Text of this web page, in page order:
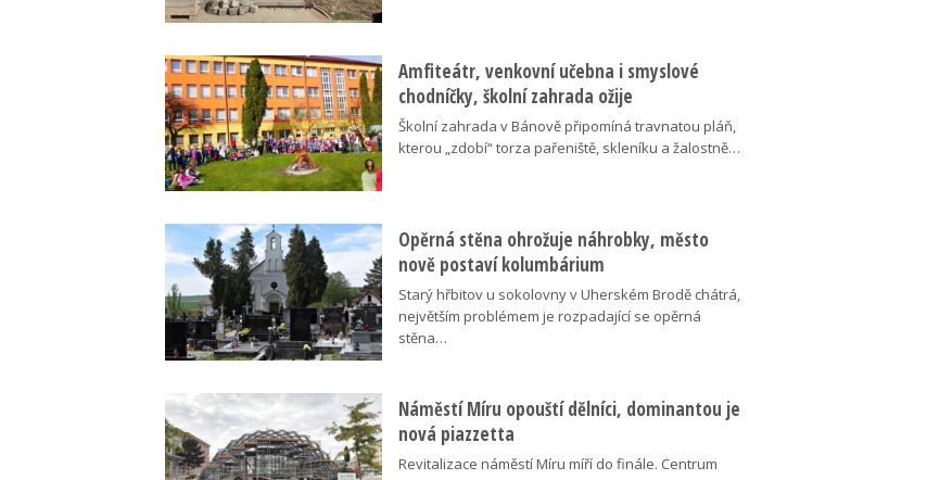
Amfiteátr, venkovní učebna i smyslové
chodníčky, školní zahrada ožije
Školní zahrada v Bánově připomíná travnatou pláň,
kterou „zdobí“ torza pařeniště, skleníku a žalostně…
Opěrná stěna ohrožuje náhrobky, město
nově postaví kolumbárium
Starý hřbitov u sokolovny v Uherském Brodě chátrá,
největším problémem je rozpadající se opěrná
stěna…
Náměstí Míru opouští dělníci, dominantou je
nová piazzetta
Revitalizace náměstí Míru míří do finále. Centrum